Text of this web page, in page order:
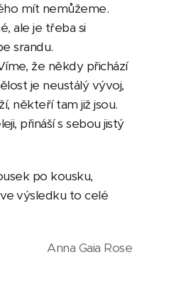
mít nemůžeme.
ale je třeba si
srandu.
že někdy přichází
je neustálý vývoj,
někteří tam již jsou.
přináší s sebou jistý
po kousku,
výsledku to celé
Anna Gaia Rose